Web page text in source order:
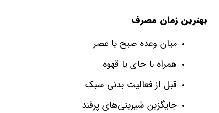
بهترین زمان مصرف
میان‌ وعده صبح یا عصر
همراه با چای یا قهوه
قبل از فعالیت بدنی سبک
جایگزین شیرینی‌های پرقند